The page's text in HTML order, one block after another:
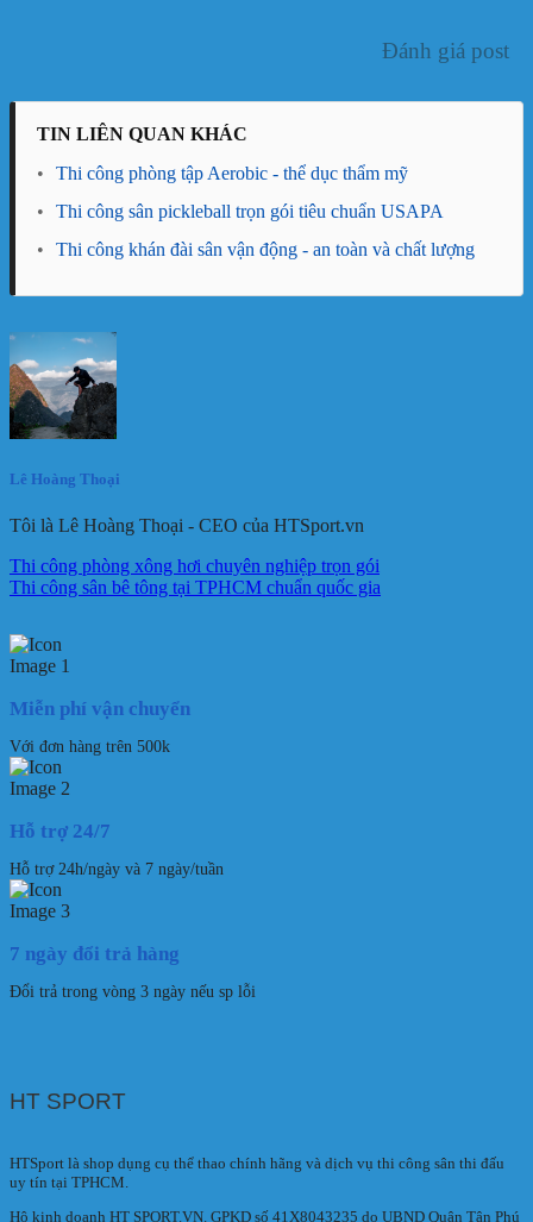
Đánh giá post
TIN LIÊN QUAN KHÁC
•
Thi công phòng tập Aerobic - thể dục thẩm mỹ
•
Thi công sân pickleball trọn gói tiêu chuẩn USAPA
•
Thi công khán đài sân vận động - an toàn và chất lượng
Lê Hoàng Thoại
Tôi là Lê Hoàng Thoại - CEO của HTSport.vn
Thi công phòng xông hơi chuyên nghiệp trọn gói
Thi công sân bê tông tại TPHCM chuẩn quốc gia
Miễn phí vận chuyển
Với đơn hàng trên 500k
Hỗ trợ 24/7
Hỗ trợ 24h/ngày và 7 ngày/tuần
7 ngày đổi trả hàng
Đổi trả trong vòng 3 ngày nếu sp lỗi
HT SPORT
HTSport là shop dụng cụ thể thao chính hãng và dịch vụ thi công sân thi đấu
uy tín tại TPHCM.
Hộ kinh doanh HT SPORT.VN. GPKD số 41X8043235 do UBND Quận Tân Phú